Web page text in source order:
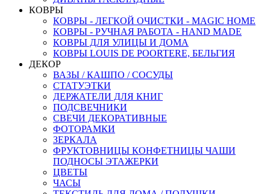
КОВРЫ
КОВРЫ - ЛЕГКОЙ ОЧИСТКИ - MAGIC HOME
КОВРЫ - РУЧНАЯ РАБОТА - HAND MADE
КОВРЫ ДЛЯ УЛИЦЫ И ДОМА
КОВРЫ LOUIS DE POORTERE, БЕЛЬГИЯ
ДЕКОР
ВАЗЫ / КАШПО / СОСУДЫ
СТАТУЭТКИ
ДЕРЖАТЕЛИ ДЛЯ КНИГ
ПОДСВЕЧНИКИ
СВЕЧИ ДЕКОРАТИВНЫЕ
ФОТОРАМКИ
ЗЕРКАЛА
ФРУКТОВНИЦЫ КОНФЕТНИЦЫ ЧАШИ
ПОДНОСЫ ЭТАЖЕРКИ
ЦВЕТЫ
ЧАСЫ